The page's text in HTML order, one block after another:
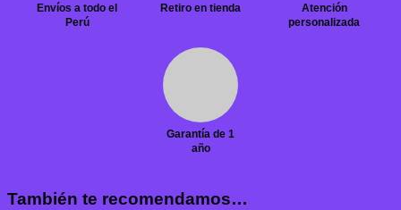
Envíos a todo el
Perú
Retiro en tienda
Atención
personalizada
Garantía de 1
año
También te recomendamos…